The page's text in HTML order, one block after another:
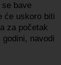
se bave
će uskoro biti
za početak
navodi